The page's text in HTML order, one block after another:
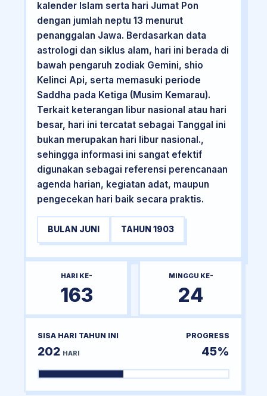
kalender Islam serta hari Jumat Pon
dengan jumlah neptu 13 menurut
penanggalan Jawa. Berdasarkan data
astrologi dan siklus alam, hari ini berada di
bawah pengaruh zodiak Gemini, shio
Kelinci Api, serta memasuki periode
Saddha pada Ketiga (Musim Kemarau).
Terkait keterangan libur nasional atau hari
besar, hari ini tercatat sebagai Tanggal ini
bukan merupakan hari libur nasional.,
sehingga informasi ini sangat efektif
digunakan sebagai referensi perencanaan
agenda harian, kegiatan adat, maupun
pengecekan hari baik secara praktis.
BULAN JUNI TAHUN 1903
HARI KE-
163
MINGGU KE-
24
SISA HARI TAHUN INI
202 HARI
PROGRESS
45%